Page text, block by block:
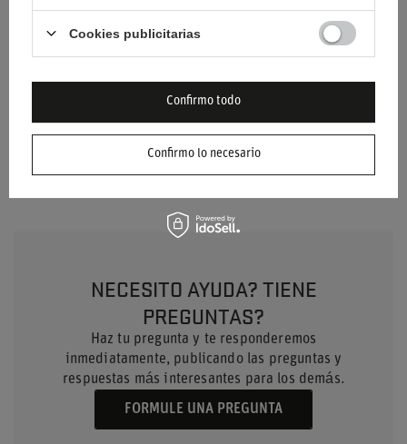
Aprobación FIA 8856-2018
Blanco
NECESITO AYUDA? TIENE
PREGUNTAS?
Haz tu pregunta y te responderemos
inmediatamente, publicando las preguntas y
respuestas más interesantes para los demás.
FORMULE UNA PREGUNTA
Cookies publicitarias
Confirmo lo necesario
Confirmo todo